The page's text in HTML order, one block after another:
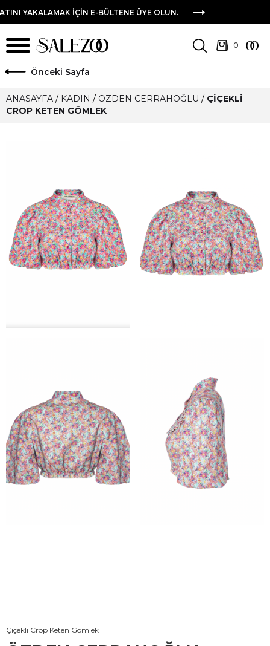
IÇIN E-BÜLTENE ÜYE OLUN.
önceki Sayfa
ANASAYFA / KADIN / ÖZDEN CERRAHOĞLU / ÇIÇEKLI
CROP KETEN GÖMLEK
Çiçekli Crop Keten Gömlek